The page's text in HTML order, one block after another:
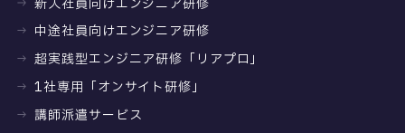
新入社員向けエンジニア研修
中途社員向けエンジニア研修
超実践型エンジニア研修「リアプロ」
1社専用「オンサイト研修」
講師派遣サービス